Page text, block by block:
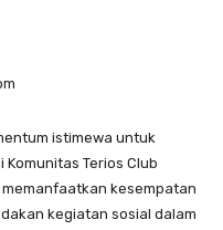
istimewa untuk
Terios Club
memanfaatkan kesempatan
kegiatan sosial dalam